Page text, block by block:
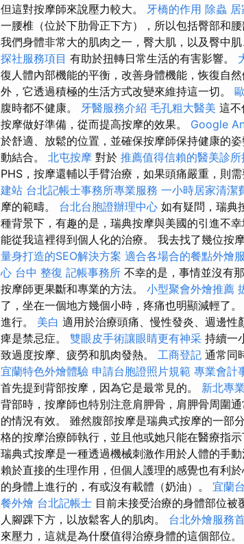
但這對按摩師來說壓力較大。 牙橋的作用 除蟲
一腰椎（位於下肋骨正下方），所以包括臀部和腰
我們身體非常大的肌肉之一，臀大肌，以及臀中
探社服務項目 有助於扭轉日常生活的有害影響。
復人體內部機能的平衡，改善身體機能，恢復自然
外，它透過積極的生活方式改變來維持這一切。
腹時都不健康。 牙醫服務介紹 毛孔粗大醫美 這不
按摩做好準備，從而提高按摩的效果。 Google
於舒適、放鬆的位置，並確保按摩師保持健康的
動結合。 北屯按摩 對於 推薦值得信賴的醫美診所
PHS，按摩還輔以手臂治療，如果頭痛嚴重，則
建站 台北記帳士事務所專業服務 一小時居家清潔
摩的範疇。 台北台胞證辦理中心 如有疑問，瑞典
種背景下，有趣的是，瑞典按摩與美國的引進不
能從我這裡得到個人化的治療。 我去找了幾位按
量身打造的SEO解決方案 適合各場合的餐點外燴
心 台中 整復 記帳事務所 不幸的是，事情並沒有
按摩師更果斷和專業的方法。 小型聚會外燴推薦
了，坐在一個地方幾個小時，疼痛也明顯減輕了
進行。 美白 適用於治療頭痛、慢性發炎、週邊
痺是禁忌症。 雙眼皮手術讓眼睛更有神采 持續一
致過度按摩、疲勞和肌肉發熱。 工商登記 通常同
宜蘭特色外燴體驗 申請台胞證照片規範 專業會計
首先提到背部按摩，因為它是最常見的。 新北專
背部時，按摩師也特別注意肩胛骨，肩胛骨周圍
的情況有效。 雖然腹部按摩是瑞典式按摩的一部
格的按摩治療師執行，並且他或她只能在醫療指示
瑞典式按摩是一種透過機械刺激作用於人體的手動
賴於直接的生理作用，但個人護理的感覺也有利於
的身體上進行的，有或沒有載體（奶油）。 宜蘭
餐外燴 台北記帳士 目前未接受治療的身體部位
人腳踝下方，以放鬆客人的肌肉。 台北外燴服務
來壓力，這就是為什麼值得治療身體的這個部位。